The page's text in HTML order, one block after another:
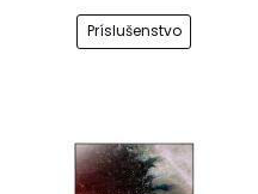
Príslušenstvo